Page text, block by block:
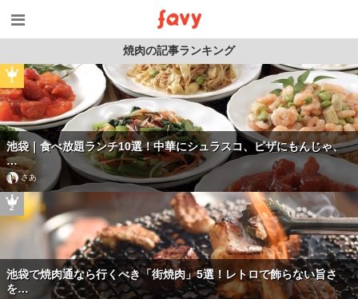
焼肉の記事ランキング
1
池袋｜食べ放題ランチ10選！中華にシュラスコ、ピザにもんじゃ、
…
さあ
2
池袋で焼肉通なら行くべき「街焼肉」5選！レトロで飾らない旨さ
を…